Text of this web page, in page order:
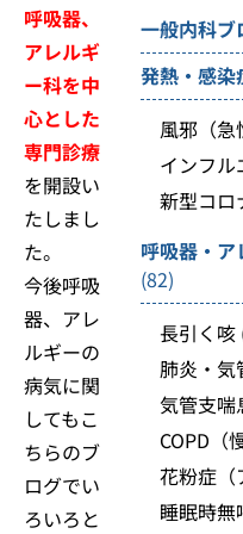
呼吸器、
アレルギ
ー科を中
心とした
専門診療
を開設い
たしまし
た。
今後呼吸
器、アレ
ルギーの
病気に関
してもこ
ちらのブ
ログでい
ろいろと
一般内科ブ
発熱・感染
風邪（急
インフル
新型コロ
呼吸器・
(82)
長引く咳
肺炎・気
気管支喘
COPD（
花粉症（
睡眠時無